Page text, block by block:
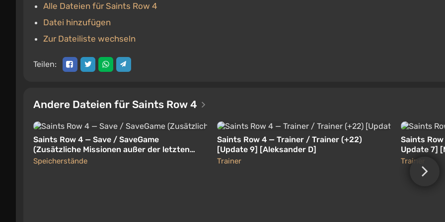
Alle Dateien für Saints Row 4
Datei hinzufügen
Zur Dateiliste wechseln
Teilen:
Andere Dateien für Saints Row 4
Saints Row 4 — Save / SaveGame
(Zusätzliche Missionen außer der letzten
Story abgeschlossen)
Speicherstände
Saints Row 4 — Trainer / Trainer (+22)
[Update 9] [Aleksander D]
Trainer
Saints Row
Update 7]
Trainer